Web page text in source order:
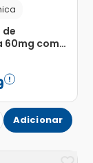
60mg com
Adicionar